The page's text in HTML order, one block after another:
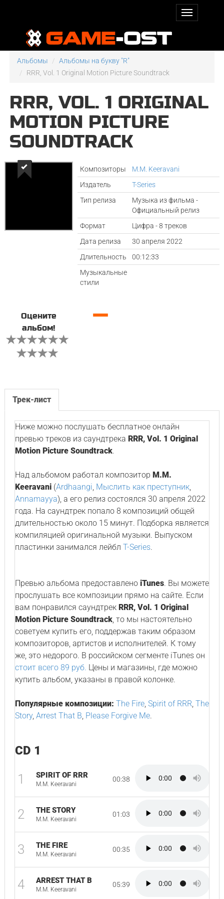
Альбомы
Альбомы на букву "R"
RRR, Vol. 1 Original Motion Picture Soundtrack
RRR, VOL. 1 ORIGINAL
MOTION PICTURE
SOUNDTRACK
Композиторы
M.M. Keeravani
Издатель
T-Series
Тип релиза
Музыка из фильма -
Официальный релиз
Формат
Цифра - 8 треков
Дата релиза
30 апреля 2022
Длительность
00:12:33
Музыкальные
стили
Оцените
альбом!
—
Трек-лист
Ниже можно послушать бесплатное онлайн
превью треков из саундтрека RRR, Vol. 1 Original
Motion Picture Soundtrack.
Над альбомом работал композитор M.M.
Keeravani(Ardhaangi, Мыслить как преступник,
Annamayya), а его релиз состоялся 30 апреля 2022
года. На саундтрек попало 8 композиций общей
длительностью около 15 минут. Подборка является
компиляцией оригинальной музыки. Выпуском
пластинки занимался лейбл T-Series.
Превью альбома предоставлено iTunes. Вы можете
прослушать все композиции прямо на сайте. Если
вам понравился саундтрек RRR, Vol. 1 Original
Motion Picture Soundtrack, то мы настоятельно
советуем купить его, поддержав таким образом
композиторов, артистов и исполнителей. К тому
же, это недорого. В российском сегменте iTunes он
стоит всего 89 руб. Цены и магазины, где можно
купить альбом, указаны в правой колонке.
Популярные композиции: The Fire, Spirit of RRR, The
Story, Arrest That B, Please Forgive Me.
CD 1
1 SPIRIT OF RRR
M.M. Keeravani
00:38
2 THE STORY
M.M. Keeravani
01:03
3 THE FIRE
M.M. Keeravani
00:35
4 ARREST THAT B
M.M. Keeravani
05:39